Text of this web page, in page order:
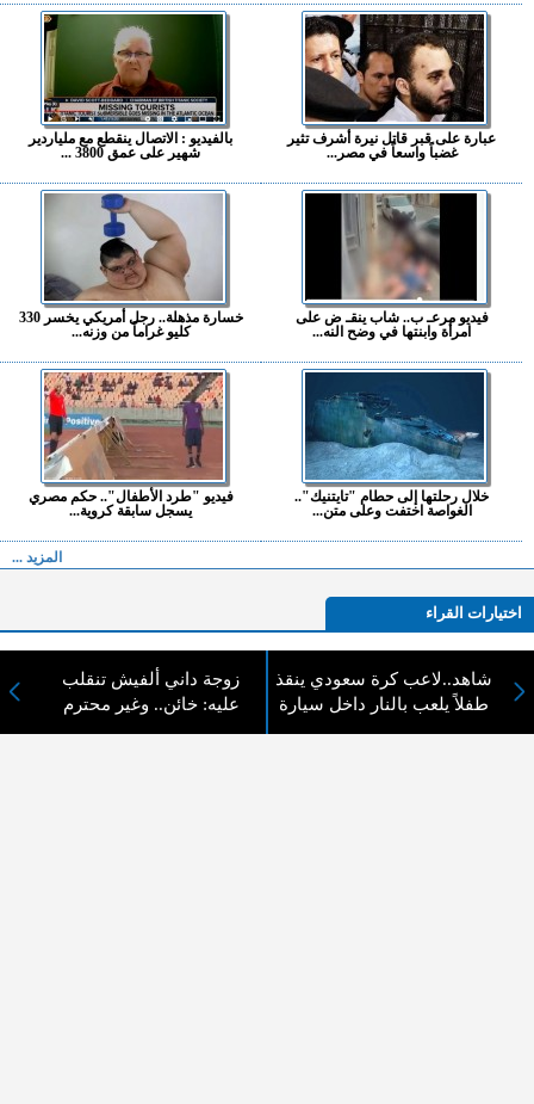
عبارة على قبر قاتل نيرة أشرف تثير
غضباً واسعاً في مصر...
بالفيديو : الاتصال ينقطع مع ملياردير
شهير على عمق 3800 ...
فيديو مرعـ ب.. شاب ينقـ ض على
امرأة وابنتها في وضح النه...
خسارة مذهلة.. رجل أمريكي يخسر 330
كليو غراماً من وزنه...
خلال رحلتها إلى حطام "تايتنيك"..
الغواصة اختفت وعلى متن...
فيديو "طرد الأطفال".. حكم مصري
يسجل سابقة كروية...
المزيد ...
اختيارات القراء
لا يوجد مقالات
شاهد..لاعب كرة سعودي ينقذ
طفلاً يلعب بالنار داخل سيارة
زوجة داني ألفيش تنقلب
عليه: خائن.. وغير محترم